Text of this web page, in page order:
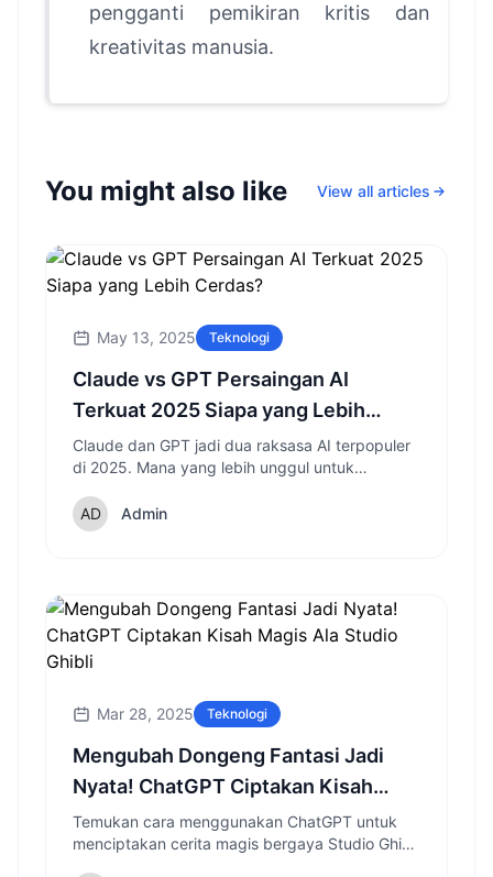
pengganti pemikiran kritis dan
kreativitas manusia.
You might also like View all articles
May 13, 2025 Teknologi
Claude vs GPT Persaingan AI
Terkuat 2025 Siapa yang Lebih
Cerdas?
Claude dan GPT jadi dua raksasa AI terpopuler
di 2025. Mana yang lebih unggul untuk
Admin
Mar 28, 2025 Teknologi
Mengubah Dongeng Fantasi Jadi
Nyata! ChatGPT Ciptakan Kisah
Magis Ala Studio Ghibli
Temukan cara menggunakan ChatGPT untuk
menciptakan cerita magis bergaya Studio Ghibli